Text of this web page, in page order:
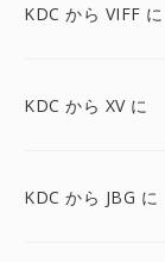
KDC から VIFF に
KDC から XV に
KDC から JBG に